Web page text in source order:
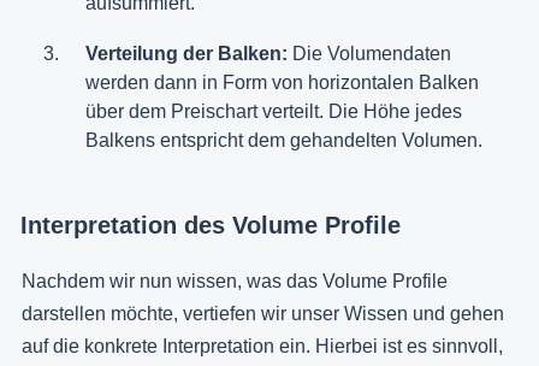
Verteilung der Balken: Die Volumendaten
werden dann in Form von horizontalen Balken
über dem Preischart verteilt. Die Höhe jedes
Balkens entspricht dem gehandelten Volumen.
Interpretation des Volume Profile
Nachdem wir nun wissen, was das Volume Profile
darstellen möchte, vertiefen wir unser Wissen und gehen
auf die konkrete Interpretation ein. Hierbei ist es sinnvoll,